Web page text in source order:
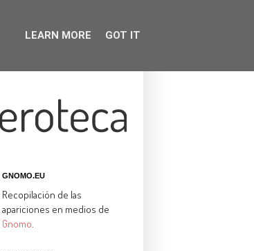
GNOMO.EU
Recopilación de las
apariciones en medios de
Gnomo.
LEARN MORE GOT IT